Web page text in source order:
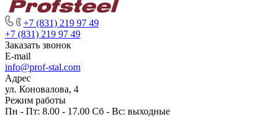
+7 (831) 219 97 49
+7 (831) 219 97 49
Заказать звонок
E-mail
info@prof-stal.com
Адрес
ул. Коновалова, 4
Режим работы
Пн - Пт: 8.00 - 17.00 Сб - Вс: выходные